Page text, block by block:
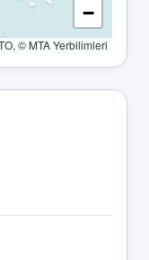
−
© MTA Yerbilimleri